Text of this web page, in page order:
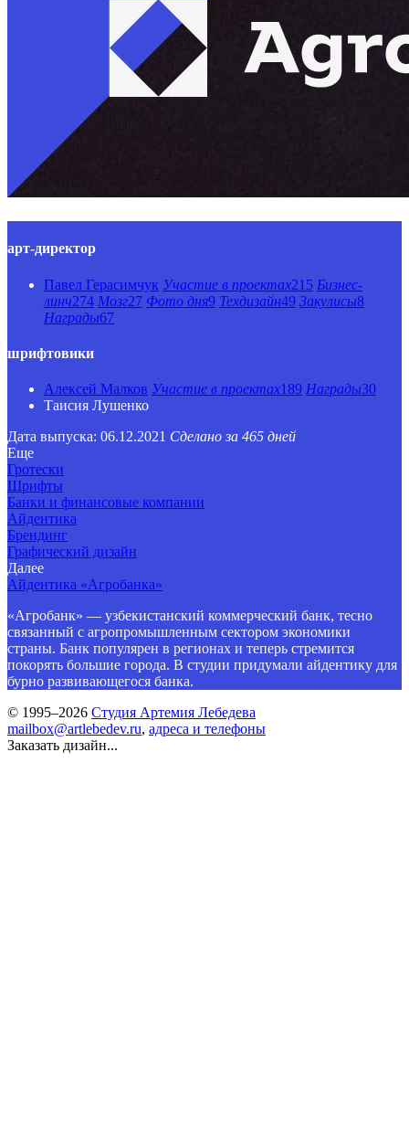
арт-директор
Павел Герасимчук Участие в проектах215 Бизнес-
линч274 Мозг27 Фото дня9 Техдизайн49 Закулисы8
Награды67
шрифтовики
Алексей Малков Участие в проектах189 Награды30
Таисия Лушенко
Дата выпуска: 06.12.2021 Сделано за 465 дней
Еще
Гротески
Шрифты
Банки и финансовые компании
Айдентика
Брендинг
Графический дизайн
Далее
Айдентика «Агробанка»
«Агробанк» — узбекистанский коммерческий банк, тесно
связанный с агропромышленным сектором экономики
страны. Банк популярен в регионах и теперь стремится
покорять большие города. В студии придумали айдентику для
бурно развивающегося банка.
© 1995–2026 Студия Артемия Лебедева
mailbox@artlebedev.ru, адреса и телефоны
Заказать дизайн...